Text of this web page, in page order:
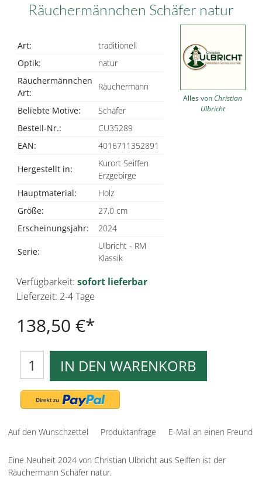
Räuchermännchen Schäfer natur
Art:
traditionell
Optik:
natur
Räuchermännchen
Art:
Räuchermann
Beliebte Motive:
Schäfer
Bestell-Nr.:
CU35289
EAN:
4016711352891
Hergestellt in:
Kurort Seiffen
Erzgebirge
Hauptmaterial:
Holz
Größe:
27,0 cm
Erscheinungsjahr:
2024
Serie:
Ulbricht - RM
Klassik
Alles von Christian
Ulbricht
Verfügbarkeit: sofort lieferbar
Lieferzeit: 2-4 Tage
138,50 €
IN DEN WARENKORB
Auf den Wunschzettel Produktanfrage E-Mail an einen Freund
Eine Neuheit 2024 von Christian Ulbricht aus Seiffen ist der
Räuchermann Schäfer natur.